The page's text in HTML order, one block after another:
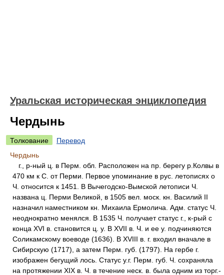
Уральская историческая энциклопедия
Чердынь
Толкование
Перевод
Чердынь
г., р-ный ц. в Перм. обл. Расположен на пр. берегу р.Колвы в
470 км к С. от Перми. Первое упоминание в рус. летописях о
Ч. относится к 1451. В Вычегодско-Вымской летописи Ч.
названа ц. Перми Великой, в 1505 вел. моск. кн. Василий II
назначил наместником кн. Михаила Ермолича. Адм. статус Ч.
неоднократно менялся. В 1535 Ч. получает статус г., к-рый с
конца XVI в. становится ц. у. В XVII в. Ч. и ее у. подчиняются
Соликамскому воеводе (1636). В XVIII в. г. входил вначале в
Сибирскую (1717), а затем Перм. губ. (1797). На гербе г.
изображен бегущий лось. Статус у.г. Перм. губ. Ч. сохраняла
на протяжении XIX в. Ч. в течение неск. в. была одним из торг.-